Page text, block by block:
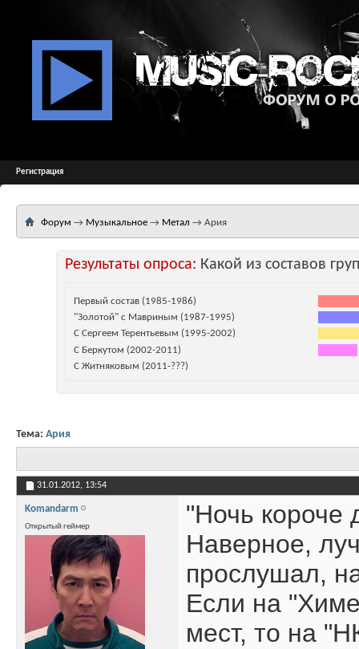
Регистрация
Форум → Музыкальное → Метал → Ария
Результаты опроса: Какой из составов
Первый состав (1985-1986)
"Золотой" с Мавриным (1987-1995)
С Сергеем Терентьевым (1995-2002)
С Беркутом (2002-2011)
С Житняковым (2011-???)
Тема: Ария
31.01.2012, 13:54
Komandarm
Открытый геймер
"Ночь короче
Наверное,
прослушал,
Если на
мест, то на